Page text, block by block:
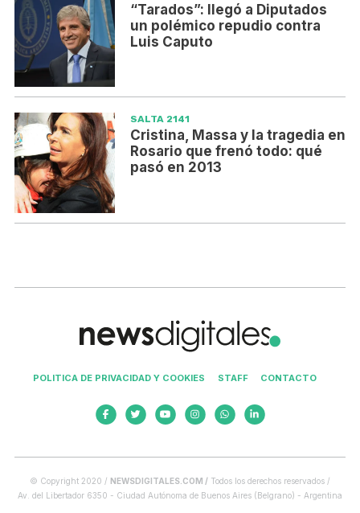
“Tarados”: llegó a Diputados
un polémico repudio contra
Luis Caputo
SALTA 2141
Cristina, Massa y la tragedia en
Rosario que frenó todo: qué
pasó en 2013
POLITICA DE PRIVACIDAD Y COOKIES STAFF CONTACTO
© Copyright 2020 / NEWSDIGITALES.COM / Todos los derechos reservados /
Av. del Libertador 6350 - Ciudad Autónoma de Buenos Aires (Belgrano) - Argentina